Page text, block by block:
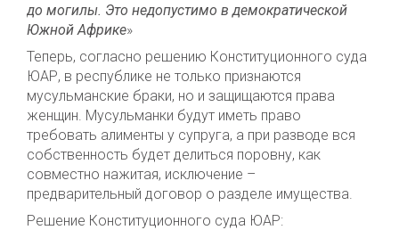
до могилы. Это недопустимо в демократической
Южной Африке»
Теперь, согласно решению Конституционного суда
ЮАР, в республике не только признаются
мусульманские браки, но и защищаются права
женщин. Мусульманки будут иметь право
требовать алименты у супруга, а при разводе вся
собственность будет делиться поровну, как
совместно нажитая, исключение –
предварительный договор о разделе имущества.
Решение Конституционного суда ЮАР: